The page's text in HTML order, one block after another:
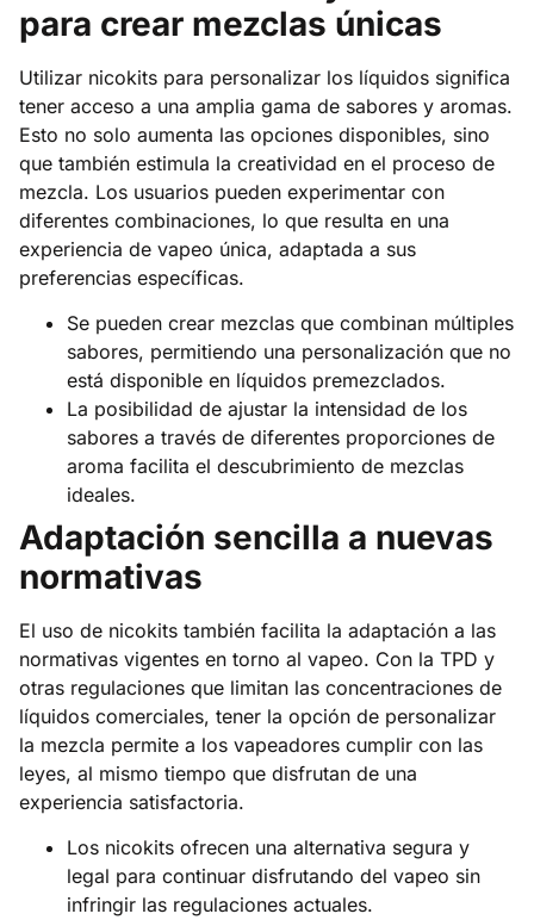
para crear mezclas únicas
Utilizar nicokits para personalizar los líquidos significa
tener acceso a una amplia gama de sabores y aromas.
Esto no solo aumenta las opciones disponibles, sino
que también estimula la creatividad en el proceso de
mezcla. Los usuarios pueden experimentar con
diferentes combinaciones, lo que resulta en una
experiencia de vapeo única, adaptada a sus
preferencias específicas.
Se pueden crear mezclas que combinan múltiples
sabores, permitiendo una personalización que no
está disponible en líquidos premezclados.
La posibilidad de ajustar la intensidad de los
sabores a través de diferentes proporciones de
aroma facilita el descubrimiento de mezclas
ideales.
Adaptación sencilla a nuevas
normativas
El uso de nicokits también facilita la adaptación a las
normativas vigentes en torno al vapeo. Con la TPD y
otras regulaciones que limitan las concentraciones de
líquidos comerciales, tener la opción de personalizar
la mezcla permite a los vapeadores cumplir con las
leyes, al mismo tiempo que disfrutan de una
experiencia satisfactoria.
Los nicokits ofrecen una alternativa segura y
legal para continuar disfrutando del vapeo sin
infringir las regulaciones actuales.